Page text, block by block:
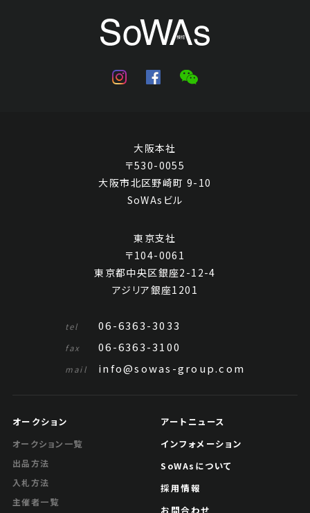
大阪本社
〒530-0055
大阪市北区野崎町 9-10
SoWAsビル
東京支社
〒104-0061
東京都中央区銀座2-12-4
アジリア銀座1201
tel 06-6363-3033
fax 06-6363-3100
mail info@sowas-group.com
オークション
オークション一覧
出品方法
入札方法
主催者一覧
アートニュース
インフォメーション
SoWAsについて
採用情報
お問合わせ